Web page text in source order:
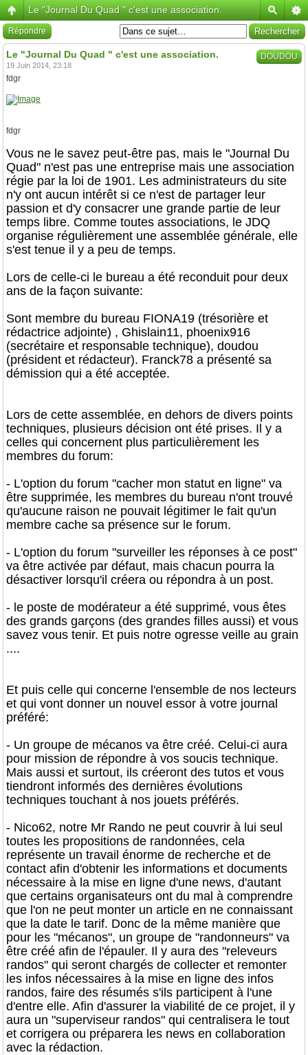
Le "Journal Du Quad " c'est une association.
Répondre
DOUDOU
Le "Journal Du Quad " c'est une association.
19 Juin 2014, 23:18
fdgr
fdgr
Vous ne le savez peut-être pas, mais le "Journal Du
Quad" n'est pas une entreprise mais une association
régie par la loi de 1901. Les administrateurs du site
n'y ont aucun intérêt si ce n'est de partager leur
passion et d'y consacrer une grande partie de leur
temps libre. Comme toutes associations, le JDQ
organise régulièrement une assemblée générale, elle
s'est tenue il y a peu de temps.
Lors de celle-ci le bureau a été reconduit pour deux
ans de la façon suivante:
Sont membre du bureau FIONA19 (trésorière et
rédactrice adjointe) , Ghislain11, phoenix916
(secrétaire et responsable technique), doudou
(président et rédacteur). Franck78 a présenté sa
démission qui a été acceptée.
Lors de cette assemblée, en dehors de divers points
techniques, plusieurs décision ont été prises. Il y a
celles qui concernent plus particulièrement les
membres du forum:
- L'option du forum "cacher mon statut en ligne" va
être supprimée, les membres du bureau n'ont trouvé
qu'aucune raison ne pouvait légitimer le fait qu'un
membre cache sa présence sur le forum.
- L'option du forum "surveiller les réponses à ce post"
va être activée par défaut, mais chacun pourra la
désactiver lorsqu'il créera ou répondra à un post.
- le poste de modérateur a été supprimé, vous êtes
des grands garçons (des grandes filles aussi) et vous
savez vous tenir. Et puis notre ogresse veille au grain
....
Et puis celle qui concerne l'ensemble de nos lecteurs
et qui vont donner un nouvel essor à votre journal
préféré:
- Un groupe de mécanos va être créé. Celui-ci aura
pour mission de répondre à vos soucis technique.
Mais aussi et surtout, ils créeront des tutos et vous
tiendront informés des dernières évolutions
techniques touchant à nos jouets préférés.
- Nico62, notre Mr Rando ne peut couvrir à lui seul
toutes les propositions de randonnées, cela
représente un travail énorme de recherche et de
contact afin d'obtenir les informations et documents
nécessaire à la mise en ligne d'une news, d'autant
que certains organisateurs ont du mal à comprendre
que l'on ne peut monter un article en ne connaissant
que la date le tarif. Donc de la même manière que
pour les "mécanos", un groupe de "randonneurs" va
être créé afin de l'épauler. Il y aura des "releveurs
randos" qui seront chargés de collecter et remonter
les infos nécessaires à la mise en ligne des infos
randos, faire des résumés s'ils participent à l'une
d'entre elle. Afin d'assurer la viabilité de ce projet, il y
aura un "superviseur randos" qui centralisera le tout
et corrigera ou préparera les news en collaboration
avec la rédaction.